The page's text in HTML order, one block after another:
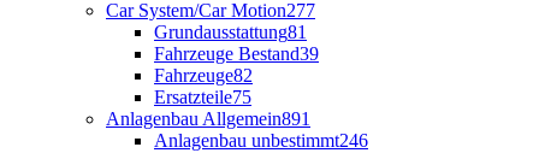
Car System/Car Motion277
Grundausstattung81
Fahrzeuge Bestand39
Fahrzeuge82
Ersatzteile75
Anlagenbau Allgemein891
Anlagenbau unbestimmt246